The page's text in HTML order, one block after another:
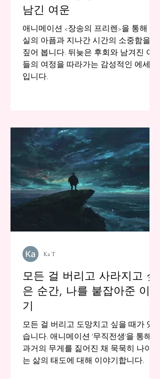
남긴 여운
애니메이션 <장송의 프리렌>을 통해 상
실의 아픔과 지나간 시간의 소중함을 되
짚어 봅니다. 뒤늦은 후회와 남겨진 이
들의 여정을 따라가는 감성적인 에세이
입니다.
모든 걸 버리고 사라지고 싶
은 순간, 나를 붙잡아준 이야
기
모든 걸 버리고 도망치고 싶을 때가 있
습니다. 애니메이션 '무직전생'을 통해,
과거의 무게를 짊어진 채 묵묵히 나아가
는 삶의 태도에 대해 이야기합니다.
Ka T